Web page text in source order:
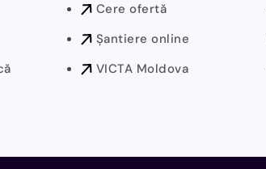
Cere ofertă
Șantiere online
VICTA Moldova